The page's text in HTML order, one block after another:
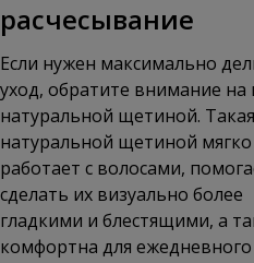
расчесывание
Если нужен максимально
уход, обратите внимание на
натуральной щетиной.
натуральной щетиной мягко
работает с волосами,
сделать их визуально более
гладкими и блестящими, а
комфортна для ежедневного